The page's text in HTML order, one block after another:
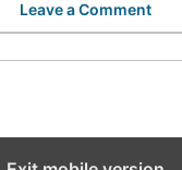
Leave a Comment